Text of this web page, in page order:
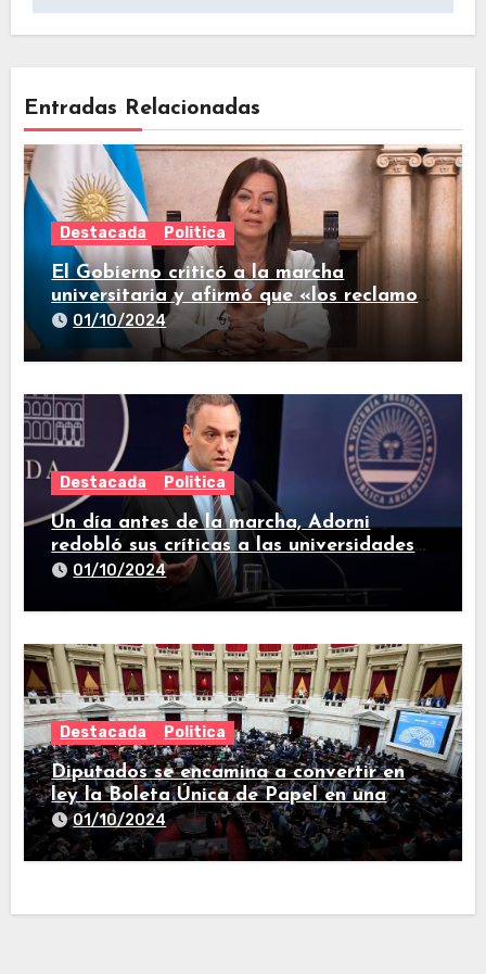
Entradas Relacionadas
Destacada Politica
El Gobierno criticó a la marcha
universitaria y afirmó que «los reclamos
están todos resueltos»
01/10/2024
Destacada Politica
Un día antes de la marcha, Adorni
redobló sus críticas a las universidades
nacionales
01/10/2024
Destacada Politica
Diputados se encamina a convertir en
ley la Boleta Única de Papel en una
larga sesión
01/10/2024